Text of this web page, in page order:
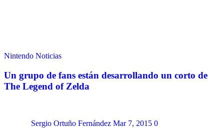
Nintendo Noticias
Un grupo de fans están desarrollando un corto de
The Legend of Zelda
Sergio Ortuño Fernández Mar 7, 2015 0